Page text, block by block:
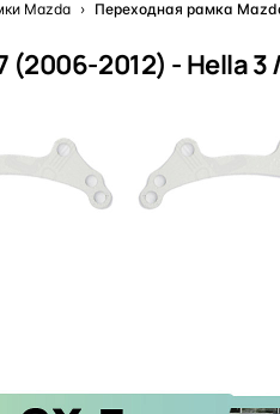
Mazda › Переходная рамка
2012) - Hella 3